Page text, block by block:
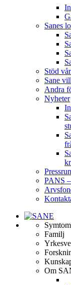
Sanes
Stöd
Sane
Andra
Nyheter
PANS
Familj
Om